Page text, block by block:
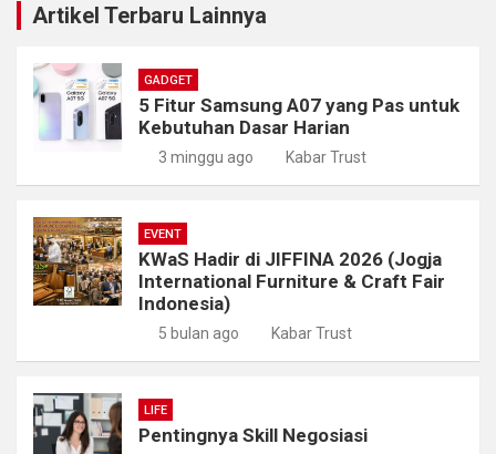
Artikel Terbaru Lainnya
GADGET
5 Fitur Samsung A07 yang Pas untuk
Kebutuhan Dasar Harian
3 minggu ago Kabar Trust
EVENT
KWaS Hadir di JIFFINA 2026 (Jogja
International Furniture & Craft Fair
Indonesia)
5 bulan ago Kabar Trust
LIFE
Pentingnya Skill Negosiasi